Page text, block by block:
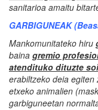
sanitarioa amaitu
GARBIGUNEAK
Mankomunitateko hiru
baina gremio
atendituko dituzte
erabiltzeko deia
etxeko animalien
garbiguneetan